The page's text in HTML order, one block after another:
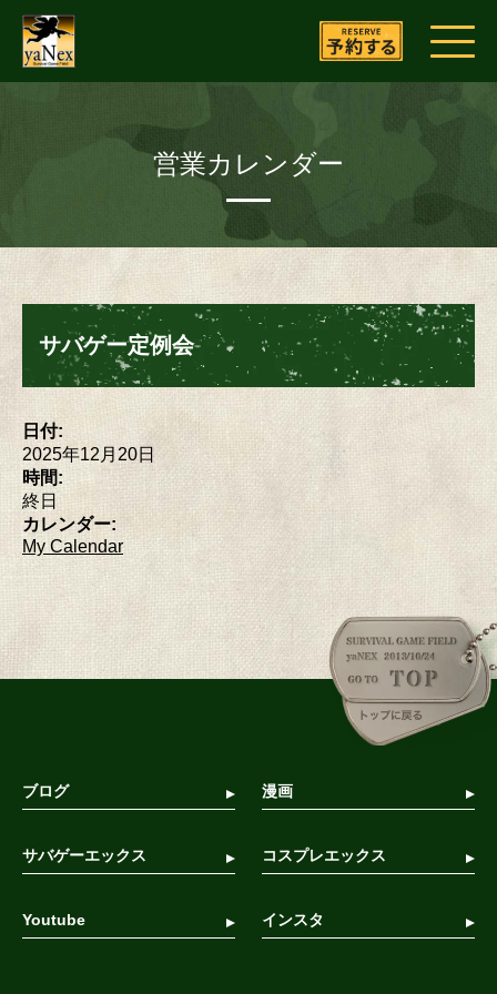
営業カレンダー
サバゲー定例会
日付:
2025年12月20日
時間:
終日
カレンダー:
My Calendar
ブログ 漫画
サバゲーエックス コスプレエックス
Youtube インスタ